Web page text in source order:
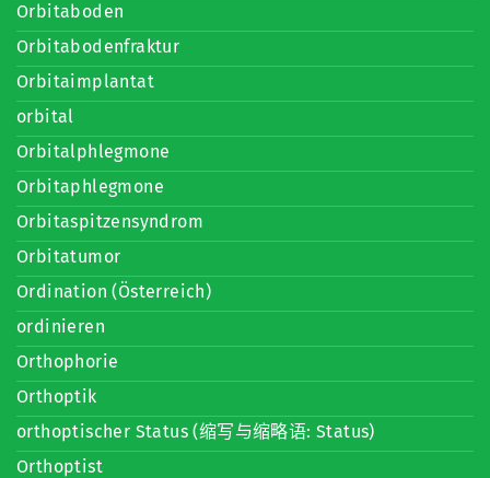
Orbitaboden
Orbitabodenfraktur
Orbitaimplantat
orbital
Orbitalphlegmone
Orbitaphlegmone
Orbitaspitzensyndrom
Orbitatumor
Ordination (Österreich)
ordinieren
Orthophorie
Orthoptik
orthoptischer Status (缩写与缩略语: Status)
Orthoptist